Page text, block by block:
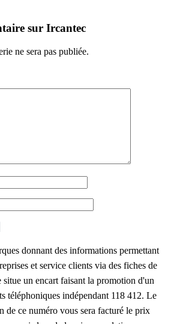
sur Ircantec
ne sera pas publiée.
donnant des informations permettant
et service clients via des fiches de
situe un encart faisant la promotion d'un
téléphoniques indépendant 118 412. Le
de ce numéro vous sera facturé le prix